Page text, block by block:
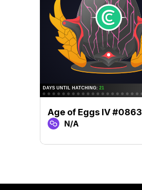
Age of Eggs IV #0863
N/A